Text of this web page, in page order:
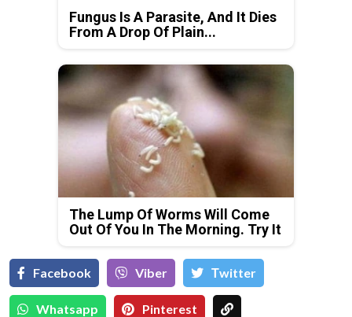
Fungus Is A Parasite, And It Dies
From A Drop Of Plain...
The Lump Of Worms Will Come
Out Of You In The Morning. Try It
Facebook Viber Тwitter
Whatsapp Pinterest